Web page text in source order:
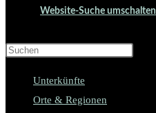
Website-Suche umschalten
Unterkünfte
Orte & Regionen